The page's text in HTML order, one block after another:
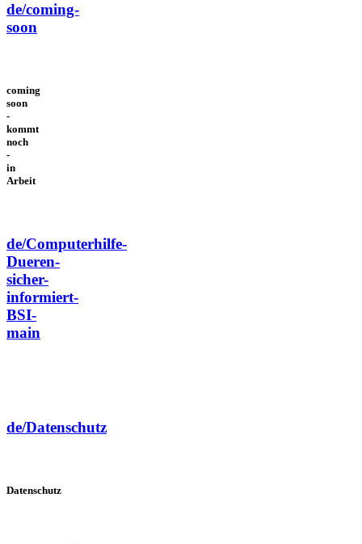
de/coming-
soon
coming
soon
-
kommt
noch
-
in
Arbeit
de/Computerhilfe-
Dueren-
sicher-
informiert-
BSI-
main
de/Datenschutz
Datenschutz